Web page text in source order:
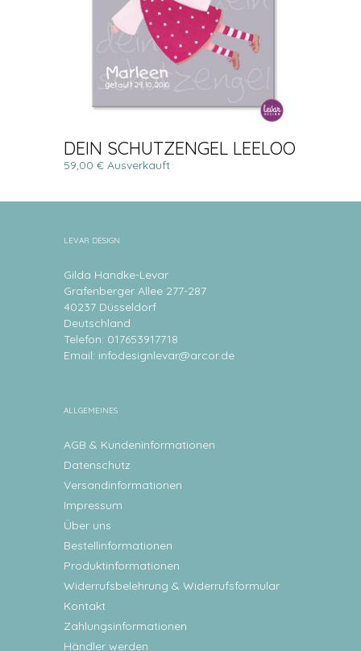
DEIN SCHUTZENGEL LEELOO
59,00 € Ausverkauft
LEVAR DESIGN
Gilda Handke-Levar
Grafenberger Allee 277-287
40237 Düsseldorf
Deutschland
Telefon: 017653917718
Email: infodesignlevar@arcor.de
ALLGEMEINES
AGB & Kundeninformationen
Datenschutz
Versandinformationen
Impressum
Über uns
Bestellinformationen
Produktinformationen
Widerrufsbelehrung & Widerrufsformular
Kontakt
Zahlungsinformationen
Händler werden